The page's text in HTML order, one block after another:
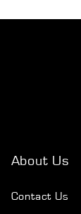
About Us
Contact Us